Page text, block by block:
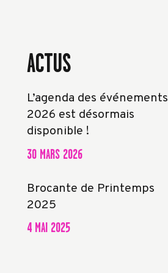
ACTUS
L’agenda des événements
2026 est désormais
disponible !
30 MARS 2026
Brocante de Printemps
2025
4 MAI 2025